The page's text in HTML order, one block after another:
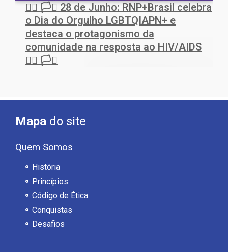
🏳️‍🌈 🏳️‍⚧️ 28 de Junho: RNP+Brasil celebra
o Dia do Orgulho LGBTQIAPN+ e
destaca o protagonismo da
comunidade na resposta ao HIV/AIDS
🏳️‍🌈 🏳️‍⚧️
Mapa do site
Quem Somos
História
Princípios
Código de Ética
Conquistas
Desafios